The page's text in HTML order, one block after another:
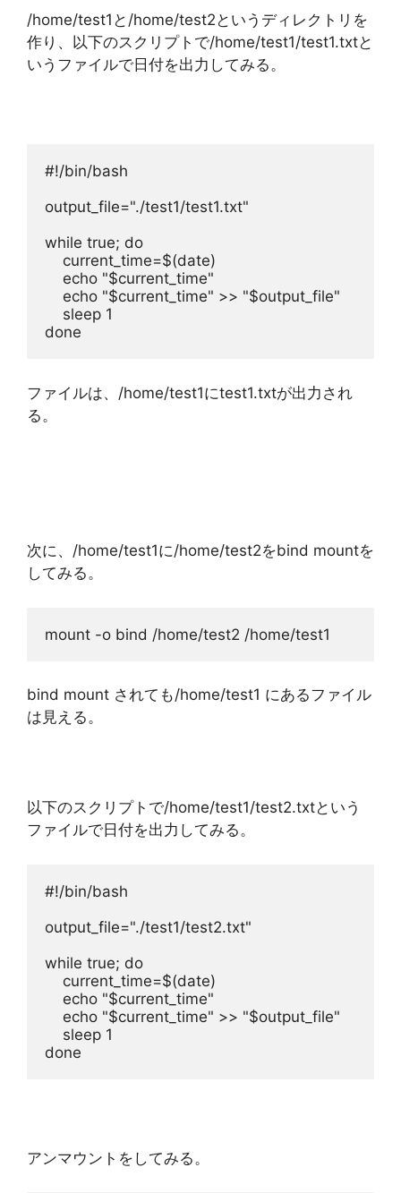
/home/test1と/home/test2というディレクトリを
作り、以下のスクリプトで/home/test1/test1.txtと
いうファイルで日付を出力してみる。
#!/bin/bash
output_file="./test1/test1.txt"
while true; do
    current_time=$(date)
    echo "$current_time"
    echo "$current_time" >> "$output_file"
    sleep 1
done
ファイルは、/home/test1にtest1.txtが出力され
る。
次に、/home/test1に/home/test2をbind mountを
してみる。
mount -o bind /home/test2 /home/test1
bind mount されても/home/test1 にあるファイル
は見える。
以下のスクリプトで/home/test1/test2.txtという
ファイルで日付を出力してみる。
#!/bin/bash
output_file="./test1/test2.txt"
while true; do
    current_time=$(date)
    echo "$current_time"
    echo "$current_time" >> "$output_file"
    sleep 1
done
アンマウントをしてみる。